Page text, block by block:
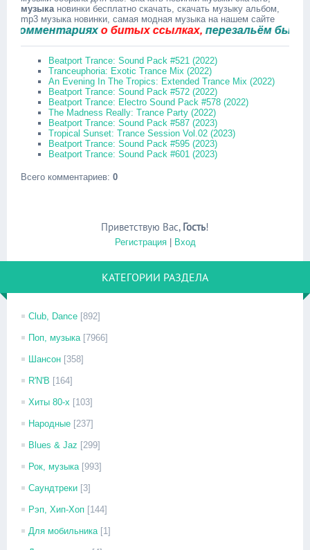
музыкановинки бесплатно скачать, скачать музыку альбом,
mp3 музыка новинки, самая модная музыка на нашем сайте
о битых ссылках,перезальём быстро.
Beatport Trance: Sound Pack #521 (2022)
Tranceuphoria: Exotic Trance Mix (2022)
An Evening In The Tropics: Extended Trance Mix (2022)
Beatport Trance: Sound Pack #572 (2022)
Beatport Trance: Electro Sound Pack #578 (2022)
The Madness Really: Trance Party (2022)
Beatport Trance: Sound Pack #587 (2023)
Tropical Sunset: Trance Session Vol.02 (2023)
Beatport Trance: Sound Pack #595 (2023)
Beatport Trance: Sound Pack #601 (2023)
Всего комментариев: 0
Приветствую Вас, Гость!
Регистрация| Вход
КАТЕГОРИИ РАЗДЕЛА
Club, Dance [892]
Поп, музыка [7966]
Шансон [358]
R'N'B [164]
Хиты 80-х [103]
Народные [237]
Blues & Jaz [299]
Рок, музыка [993]
Саундтреки [3]
Рэп, Хип-Хоп [144]
Для мобильника [1]